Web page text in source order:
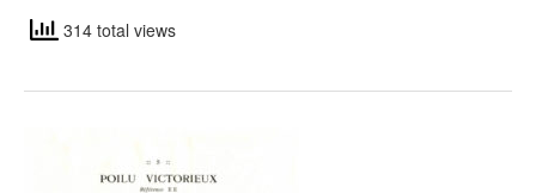
314 total views